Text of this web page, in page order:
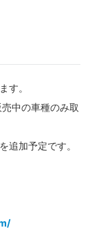
す。
中の車種のみ取
追加予定です。